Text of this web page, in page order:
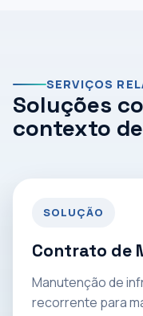
SERVIÇOS
Soluções
contexto
SOLUÇÃO
Contrato de
Manutenção de
recorrente para